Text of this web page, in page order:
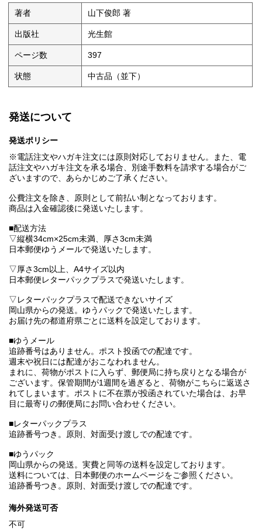
著者 山下俊郎 著
出版社 光生館
ページ数 397
状態 中古品（並下）
発送について
発送ポリシー
※電話注文やハガキ注文には原則対応しておりません。また、電
話注文やハガキ注文を承る場合、別途手数料を請求する場合がご
ざいますので、あらかじめご了承ください。
公費注文を除き、原則として前払い制となっております。
商品は入金確認後に発送いたします。
■配送方法
▽縦横34cm×25cm未満、厚さ3cm未満
日本郵便ゆうメールで発送いたします。
▽厚さ3cm以上、A4サイズ以内
日本郵便レターパックプラスで発送いたします。
▽レターパックプラスで配送できないサイズ
岡山県からの発送。ゆうパックで発送いたします。
お届け先の都道府県ごとに送料を設定しております。
■ゆうメール
追跡番号はありません。ポスト投函での配達です。
週末や祝日には配達がおこなわれません。
まれに、荷物がポストに入らず、郵便局に持ち戻りとなる場合が
ございます。保管期間が1週間を過ぎると、荷物がこちらに返送さ
れてしまいます。ポストに不在票が投函されていた場合は、お早
目に最寄りの郵便局にお問い合わせください。
■レターパックプラス
追跡番号つき。原則、対面受け渡しでの配達です。
■ゆうパック
岡山県からの発送。実費と同等の送料を設定しております。
送料については、日本郵便のホームページをご参照ください。
追跡番号つき。原則、対面受け渡しでの配達です。
海外発送可否
不可